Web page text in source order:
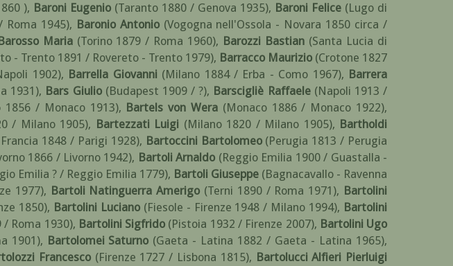
), Baroni Eugenio (Taranto 1880 / Genova 1935), Baroni Felice (Lugo di
Roma 1945), Baronio Antonio (Vogogna nell'Ossola - Novara 1850 circa /
Maria (Torino 1879 / Roma 1960), Barozzi Bastian (Santa Lucia di
- Trento 1891 / Rovereto - Trento 1979), Barracco Maurizio (Crotone 1827
1902), Barrella Giovanni (Milano 1884 / Erba - Como 1967), Barrera
1931), Bars Giulio (Budapest 1909 / ?), Barscigliè Raffaele (Napoli 1913 /
1856 / Monaco 1913), Bartels von Wera (Monaco 1886 / Monaco 1922),
/ Milano 1905), Bartezzati Luigi (Milano 1820 / Milano 1905), Bartholdi
1848 / Parigi 1928), Bartoccini Bartolomeo (Perugia 1813 / Perugia
1866 / Livorno 1942), Bartoli Arnaldo (Reggio Emilia 1900 / Guastalla -
Emilia ? / Reggio Emilia 1779), Bartoli Giuseppe (Bagnacavallo - Ravenna
1977), Bartoli Natinguerra Amerigo (Terni 1890 / Roma 1971), Bartolini
1850), Bartolini Luciano (Fiesole - Firenze 1948 / Milano 1994), Bartolini
/ Roma 1930), Bartolini Sigfrido (Pistoia 1932 / Firenze 2007), Bartolini Ugo
1901), Bartolomei Saturno (Gaeta - Latina 1882 / Gaeta - Latina 1965),
Francesco (Firenze 1727 / Lisbona 1815), Bartolucci Alfieri Pierluigi